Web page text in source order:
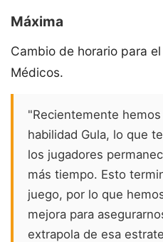
Máxima
Cambio de horario para
Médicos.
"Recientemente
habilidad Gula, lo que
los jugadores
más tiempo. Esto
juego, por lo que
mejora para
extrapola de esa